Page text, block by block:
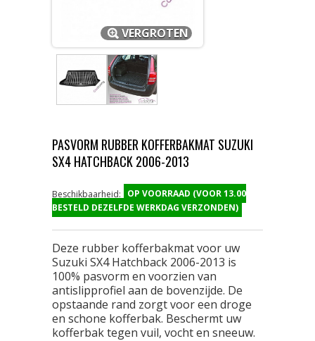
VERGROTEN
PASVORM RUBBER KOFFERBAKMAT SUZUKI
SX4 HATCHBACK 2006-2013
Beschikbaarheid:
OP VOORRAAD (VOOR 13.00
BESTELD DEZELFDE WERKDAG VERZONDEN)
Deze rubber kofferbakmat voor uw
Suzuki SX4 Hatchback 2006-2013 is
100% pasvorm en voorzien van
antislipprofiel aan de bovenzijde. De
opstaande rand zorgt voor een droge
en schone kofferbak. Beschermt uw
kofferbak tegen vuil, vocht en sneeuw.